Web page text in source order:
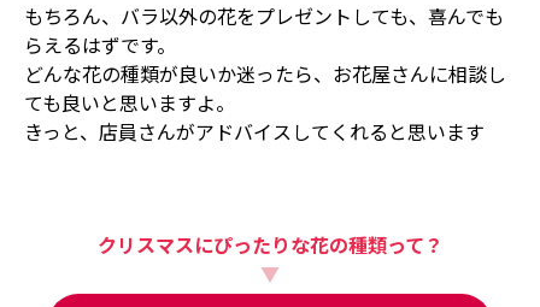
もちろん、バラ以外の花をプレゼントしても、喜んでも
らえるはずです。
どんな花の種類が良いか迷ったら、お花屋さんに相談し
ても良いと思いますよ。
きっと、店員さんがアドバイスしてくれると思います
クリスマスにぴったりな花の種類って？
▼